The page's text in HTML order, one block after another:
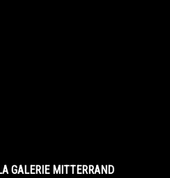
GALERIE MITTERRAND